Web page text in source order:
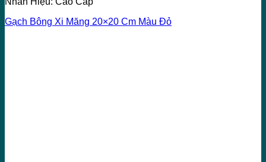
Gạch Bông Xi Măng 20×20 Cm Màu Đỏ